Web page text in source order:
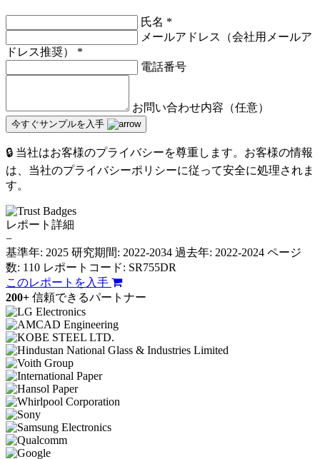
氏名 *
メールアドレス（会社用メールア
ドレス推奨） *
電話番号
お問い合わせ内容（任意）
今すぐサンプルを入手
🔒 当社はお客様のプライバシーを尊重します。お客様の情報
は、当社のプライバシーポリシーに従って安全に処理されま
す。
レポート詳細
−
基準年: 2025 研究期間: 2022-2034 過去年: 2022-2024 ページ
数: 110 レポートコード: SR755DR
このレポートを入手
200+ 信頼できるパートナー